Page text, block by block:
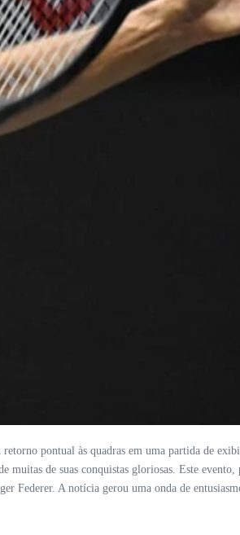
pontual às quadras em uma partida de
de suas conquistas gloriosas. Este
Federer. A notícia gerou uma onda de